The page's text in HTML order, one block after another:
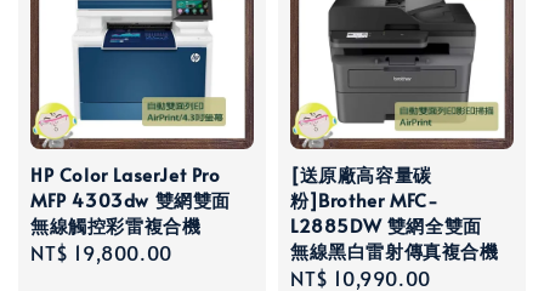
HP Color LaserJet Pro
MFP 4303dw 雙網雙面
無線觸控彩雷複合機
Regular
NT$ 19,800.00
[送原廠高容量碳
粉]Brother MFC-
L2885DW 雙網全雙面
無線黑白雷射傳真複合機
Regular
NT$ 10,990.00